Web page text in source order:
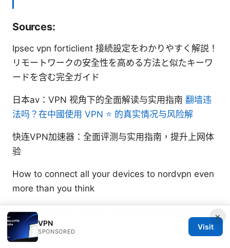
Sources:
Ipsec vpn forticlient 接続設定をわかりやすく解説！
リモートワークの安全性を高める方法と似たキーワ
ードを含む完全ガイド
日本av：VPN 视角下的全面解读与实用指南 翻墙违
法吗？在中國使用 VPN ⭐ 的真实情况与风险解
快连VPN加速器：全面评测与实用指南，提升上网体
验
How to connect all your devices to nordvpn even
more than you think
Como obtener nordvpn anual al mejor precio guia
completa 2026
×
VPN
SPONSORED
Visit